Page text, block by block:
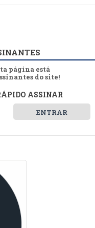
página está
do site!
ASSINAR
ENTRAR